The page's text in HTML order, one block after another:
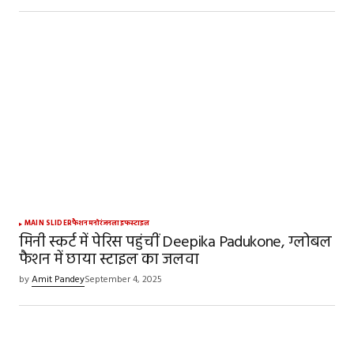
MAIN SLIDERफैशनमनोरंजनलाइफस्टाइल
मिनी स्कर्ट में पेरिस पहुंचीं Deepika Padukone, ग्लोबल
फैशन में छाया स्टाइल का जलवा
byAmit PandeySeptember 4, 2025